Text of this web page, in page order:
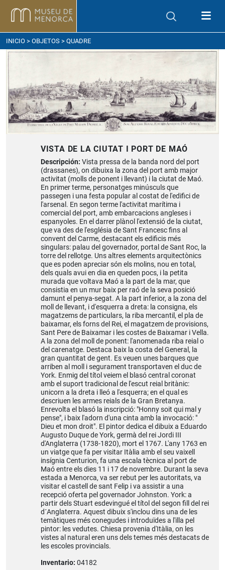
llegar
INICIO > OBJETOS > QUADRE
VISTA DE LA CIUTAT I PORT DE MAÓ
Descripción: Vista pressa de la banda nord del port
(drassanes), on dibuixa la zona del port amb major
activitat (molls de ponent i llevant) i la ciutat de Maó.
En primer terme, personatges minúsculs que
passegen i una festa popular al costat de l'edifici de
l'arsenal. En segon terme l'activitat marítima i
comercial del port, amb embarcacions angleses i
espanyoles. En el darrer plànol l'extensió de la ciutat,
que va des de l'església de Sant Francesc fins al
convent del Carme, destacant els edificis més
singulars: palau del governador, portal de Sant Roc, la
torre del rellotge. Uns altres elements arquitectònics
que es poden apreciar són els molins, nou en total,
dels quals avui en dia en queden pocs, i la petita
murada que voltava Maó a la part de la mar, que
consistia en un mur baix per raó de la seva posició
damunt el penya-segat. A la part inferior, a la zona del
moll de llevant, i d'esquerra a dreta: la consigna, els
magatzems de particulars, la riba mercantil, el pla de
baixamar, els forns del Rei, el magatzem de provisions,
Sant Pere de Baixamar i les costes de Baixamar i Vella.
A la zona del moll de ponent: l'anomenada riba reial o
del carenatge. Destaca baix la costa del General, la
gran quantitat de gent. Es veuen unes barques que
arriben al moll i segurament transportaven el duc de
York. Enmig del títol veiem el blasó central coronat
amb el suport tradicional de l'escut reial britànic:
unicorn a la dreta i lleó a l'esquerra; en el qual es
descriuen les armes reials de la Gran Bretanya.
Enrevolta el blasó la inscripció: "Honny soit qui mal y
pense", i baix l'adorn d'una cinta amb la invocació: "
Dieu et mon droit". El pintor dedica el dibuix a Eduardo
Augusto Duque de York, germà del rei Jordi III
d'Anglaterra (1738-1820), mort el 1767. L'any 1763 en
un viatge que fa per visitar Itàlia amb el seu vaixell
insígnia Centurion, fa una escala tècnica al port de
Maó entre els dies 11 i 17 de novembre. Durant la seva
estada a Menorca, va ser rebut per les autoritats, va
visitar el castell de sant Felip i va assistir a una
recepció oferta pel governador Johnston. York: a
partir dels Stuart esdevingué el títol del segon fill del rei
d´Anglaterra. Aquest dibuix s'inclou dins una de les
temàtiques més conegudes i introduïdes a l'illa pel
pintor: les vedutes. Chiesa provenia d'Itàlia, on les
vistes al natural eren uns dels temes més destacats de
les escoles provincials.
Inventario: 04182